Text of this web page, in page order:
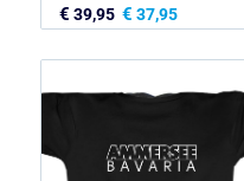
€ 39,95 € 37,95